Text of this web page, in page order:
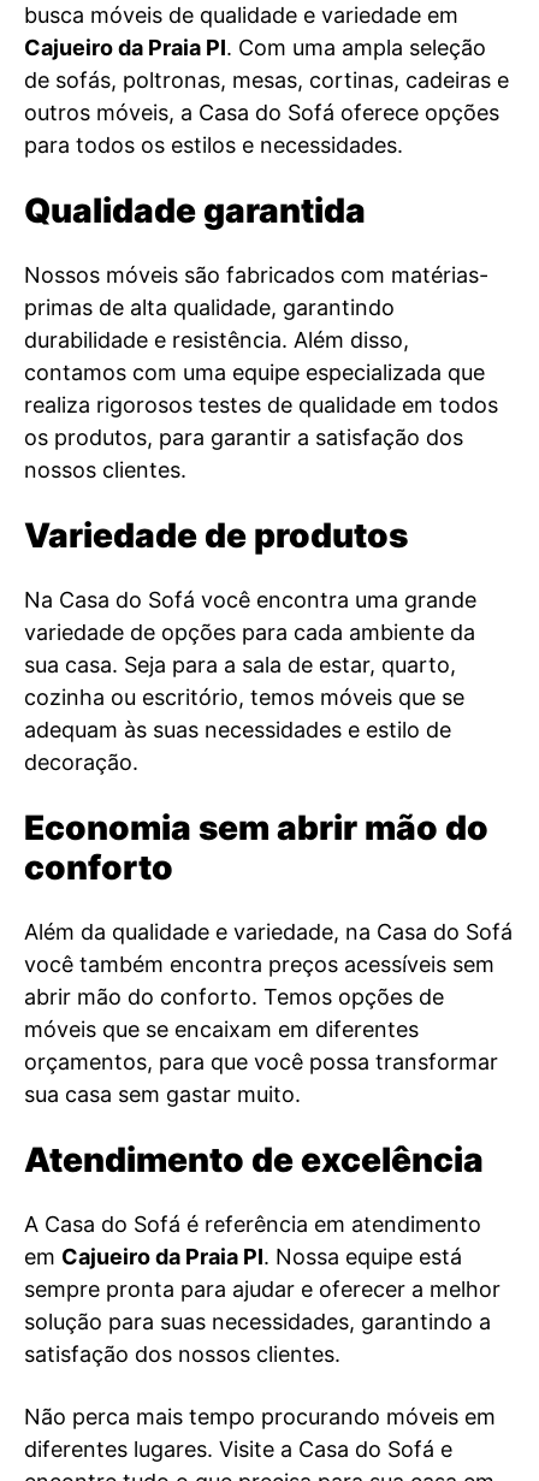
busca móveis de qualidade e variedade em
Cajueiro da Praia PI. Com uma ampla seleção
de sofás, poltronas, mesas, cortinas, cadeiras e
outros móveis, a Casa do Sofá oferece opções
para todos os estilos e necessidades.
Qualidade garantida
Nossos móveis são fabricados com matérias-
primas de alta qualidade, garantindo
durabilidade e resistência. Além disso,
contamos com uma equipe especializada que
realiza rigorosos testes de qualidade em todos
os produtos, para garantir a satisfação dos
nossos clientes.
Variedade de produtos
Na Casa do Sofá você encontra uma grande
variedade de opções para cada ambiente da
sua casa. Seja para a sala de estar, quarto,
cozinha ou escritório, temos móveis que se
adequam às suas necessidades e estilo de
decoração.
Economia sem abrir mão do
conforto
Além da qualidade e variedade, na Casa do Sofá
você também encontra preços acessíveis sem
abrir mão do conforto. Temos opções de
móveis que se encaixam em diferentes
orçamentos, para que você possa transformar
sua casa sem gastar muito.
Atendimento de excelência
A Casa do Sofá é referência em atendimento
em Cajueiro da Praia PI. Nossa equipe está
sempre pronta para ajudar e oferecer a melhor
solução para suas necessidades, garantindo a
satisfação dos nossos clientes.
Não perca mais tempo procurando móveis em
diferentes lugares. Visite a Casa do Sofá e